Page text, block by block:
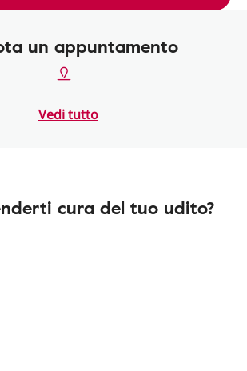
un appuntamento
Vedi tutto
cura del tuo udito?